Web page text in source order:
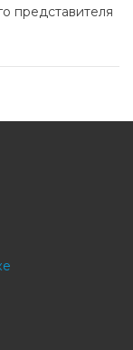
представителя